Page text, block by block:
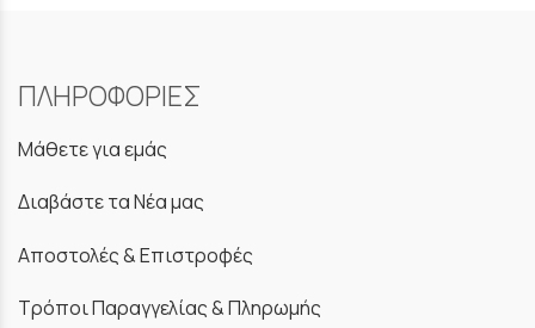
ΠΛΗΡΟΦΟΡΙΕΣ
Μάθετε για εμάς
Διαβάστε τα Νέα μας
Αποστολές & Επιστροφές
Τρόποι Παραγγελίας & Πληρωμής